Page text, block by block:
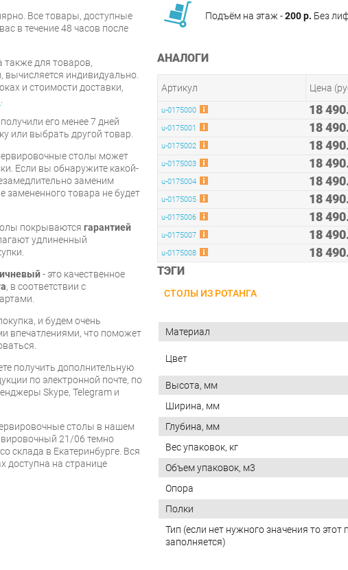
Подъём на этаж -200 р. Без
АНАЛОГИ
Артикул Цена
u-0175000 18
u-0175001 18
u-0175002 18
u-0175003 18
u-0175004 18
u-0175005 18
u-0175006 18
u-0175007 18
u-0175008 18
ТЭГИ
СТОЛЫ ИЗ РОТАНГА
Все товары, доступные
в течение 48 часов после
также для товаров,
вычисляется индивидуально.
и стоимости доставки,
его менее 7 дней
или выбрать другой товар.
столы может
Если вы обнаружите какой-
заменим
замененного товара не будет
покрываются гарантией
удлиненный
- это качественное
, в соответствии с
и будем очень
впечатлениями, что поможет
получить дополнительную
по электронной почте, по
Skype, Telegram и
столы в нашем
21/06 темно
склада в Екатеринбурге. Вся
доступна на странице
Материал
Цвет
Высота, мм
Ширина, мм
Глубина, мм
Вес упаковок, кг
Объем упаковок, м3
Опора
Полки
Тип (если нет нужного значения то этот
заполняется)